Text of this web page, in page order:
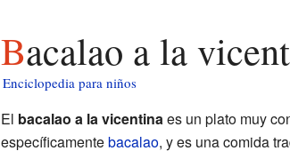
Bacalao a la
Enciclopedia para niños
El bacalao a la vicentinaes un plato muy
específicamentebacalao, y es una comida